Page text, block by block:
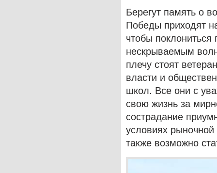
Берегут память о
Победы приходят
чтобы
нескрываемым
плечу стоят
власти и
школ. Все они с
свою жизнь за
сострадание
условиях
также возможно